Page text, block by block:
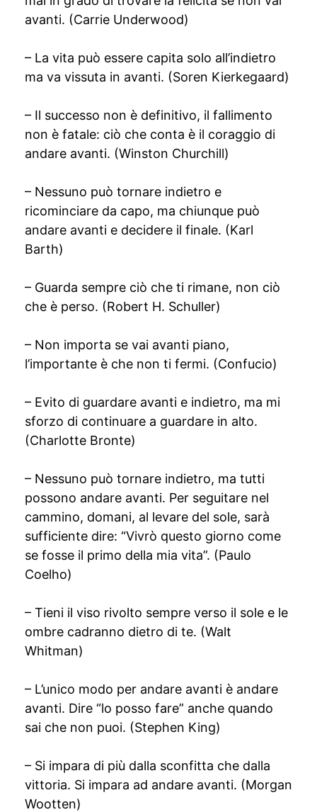
avanti. (Carrie Underwood)
– La vita può essere capita solo all’indietro
ma va vissuta in avanti. (Soren Kierkegaard)
– Il successo non è definitivo, il fallimento
non è fatale: ciò che conta è il coraggio di
andare avanti. (Winston Churchill)
– Nessuno può tornare indietro e
ricominciare da capo, ma chiunque può
andare avanti e decidere il finale. (Karl
Barth)
– Guarda sempre ciò che ti rimane, non ciò
che è perso. (Robert H. Schuller)
– Non importa se vai avanti piano,
l’importante è che non ti fermi. (Confucio)
– Evito di guardare avanti e indietro, ma mi
sforzo di continuare a guardare in alto.
(Charlotte Bronte)
– Nessuno può tornare indietro, ma tutti
possono andare avanti. Per seguitare nel
cammino, domani, al levare del sole, sarà
sufficiente dire: “Vivrò questo giorno come
se fosse il primo della mia vita”. (Paulo
Coelho)
– Tieni il viso rivolto sempre verso il sole e le
ombre cadranno dietro di te. (Walt
Whitman)
– L’unico modo per andare avanti è andare
avanti. Dire “lo posso fare” anche quando
sai che non puoi. (Stephen King)
– Si impara di più dalla sconfitta che dalla
vittoria. Si impara ad andare avanti. (Morgan
Wootten)